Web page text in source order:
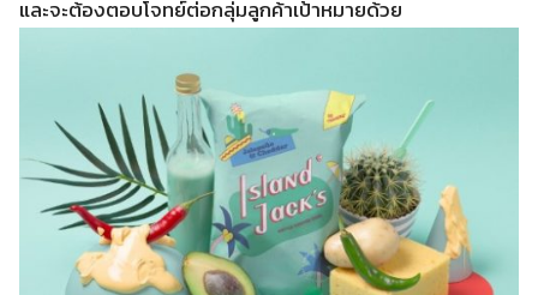
และจะต้องตอบโจทย์ต่อกลุ่มลูกค้าเป้าหมายด้วย